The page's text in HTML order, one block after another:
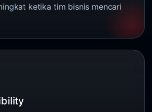
ketika tim bisnis mencari